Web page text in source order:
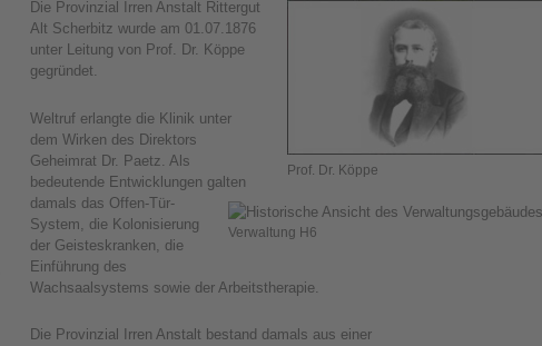
Prof. Dr. Köppe
Die Provinzial Irren Anstalt Rittergut
Alt Scherbitz wurde am 01.07.1876
unter Leitung von Prof. Dr. Köppe
gegründet.
Verwaltung H6
Weltruf erlangte die Klinik unter
dem Wirken des Direktors
Geheimrat Dr. Paetz. Als
bedeutende Entwicklungen galten
damals das Offen-Tür-
System, die Kolonisierung
der Geisteskranken, die
Einführung des
Wachsaalsystems sowie der Arbeitstherapie.
Die Provinzial Irren Anstalt bestand damals aus einer